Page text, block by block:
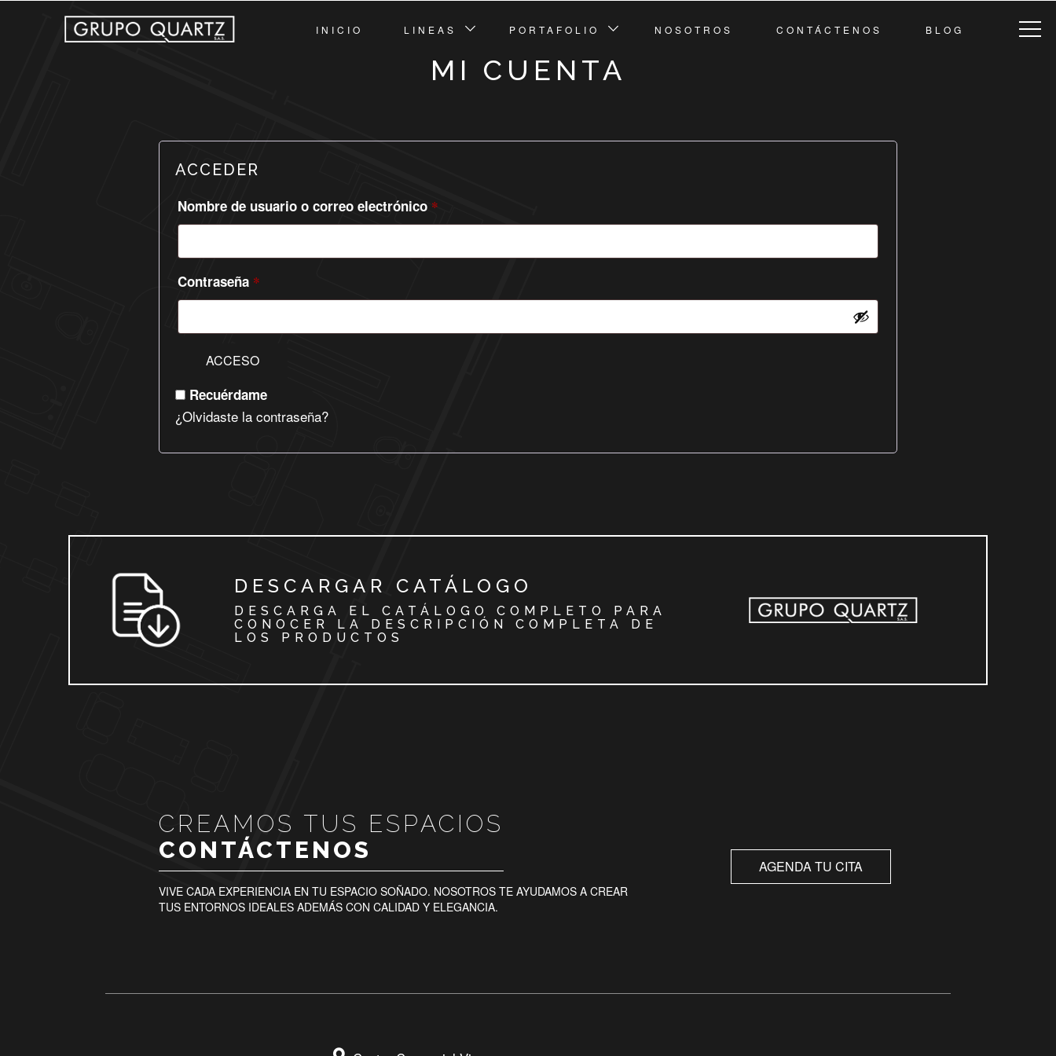
INICIO LINEAS PORTAFOLIO NOSOTROS CONTÁCTENOS BLOG
MI CUENTA
ACCEDER
Nombre de usuario o correo electrónico *
Contraseña *
ACCESO
Recuérdame
¿Olvidaste la contraseña?
DESCARGAR CATÁLOGO
DESCARGA EL CATÁLOGO COMPLETO PARA
CONOCER LA DESCRIPCIÓN COMPLETA DE
LOS PRODUCTOS
CREAMOS TUS ESPACIOS
CONTÁCTENOS
VIVE CADA EXPERIENCIA EN TU ESPACIO SOÑADO. NOSOTROS TE AYUDAMOS A CREAR
TUS ENTORNOS IDEALES ADEMÁS CON CALIDAD Y ELEGANCIA.
AGENDA TU CITA